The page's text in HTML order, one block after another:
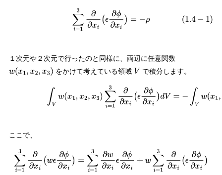
1.4−1 ∑i= 13 ∂xi( ϵ∂
１次元や２次元で行ったのと同様に、両辺に任意関数
w(x1,x 2,x3) をかけて考えている領域 V で積分します。
1.4 1 x2,x )∑ 1 ∂∂xi ϵ ϕ∂x −∫V x
ここで、
∑ 13 ∂x ϵ∂ϕ ∂x ∑i=1 ∂w∂ ∂ϕ∂ i=13 ∂xi ∂ ∂xi)